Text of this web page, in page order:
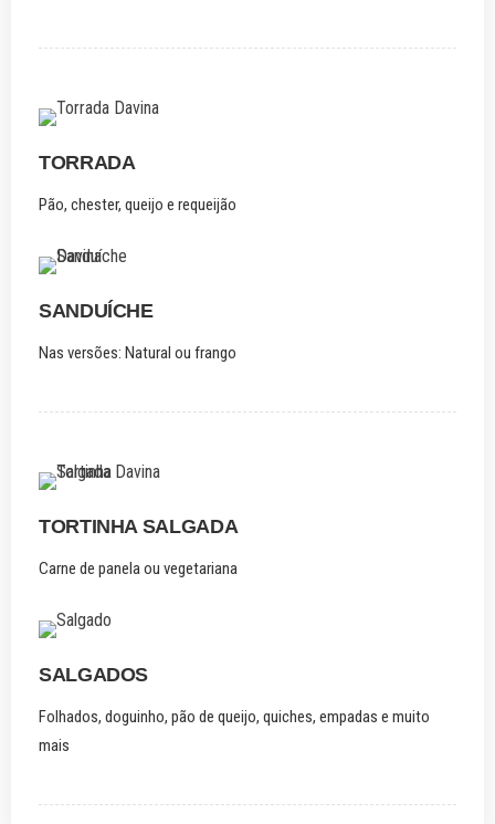
TORRADA
Pão, chester, queijo e requeijão
SANDUÍCHE
Nas versões: Natural ou frango
TORTINHA SALGADA
Carne de panela ou vegetariana
SALGADOS
Folhados, doguinho, pão de queijo, quiches, empadas e muito
mais